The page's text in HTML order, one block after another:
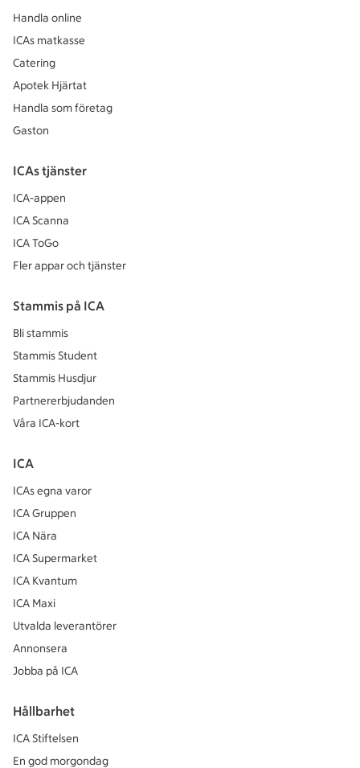
Handla online
ICAs matkasse
Catering
Apotek Hjärtat
Handla som företag
Gaston
ICAs tjänster
ICA-appen
ICA Scanna
ICA ToGo
Fler appar och tjänster
Stammis på ICA
Bli stammis
Stammis Student
Stammis Husdjur
Partnererbjudanden
Våra ICA-kort
ICA
ICAs egna varor
ICA Gruppen
ICA Nära
ICA Supermarket
ICA Kvantum
ICA Maxi
Utvalda leverantörer
Annonsera
Jobba på ICA
Hållbarhet
ICA Stiftelsen
En god morgondag